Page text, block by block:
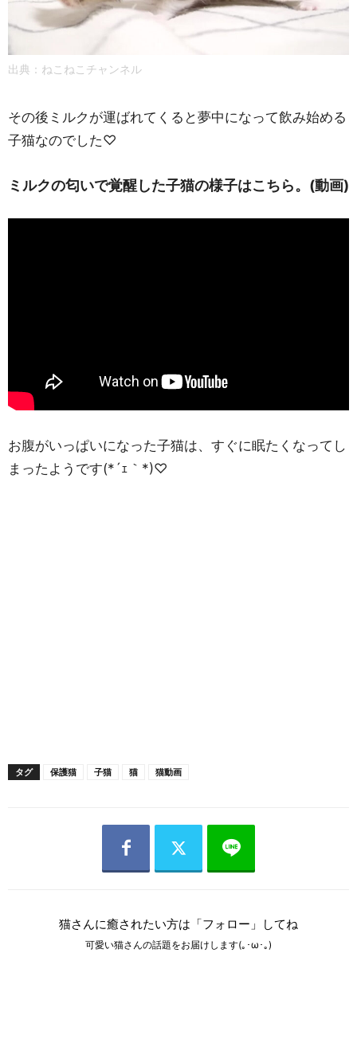
出典：ねこねこチャンネル
その後ミルクが運ばれてくると夢中になって飲み始める
子猫なのでした♡
ミルクの匂いで覚醒した子猫の様子はこちら。(動画)
お腹がいっぱいになった子猫は、すぐに眠たくなってし
まったようです(*´ｪ｀*)♡
タグ 保護猫 子猫 猫 猫動画
猫さんに癒されたい方は「フォロー」してね
可愛い猫さんの話題をお届けします(｡･ω･｡)